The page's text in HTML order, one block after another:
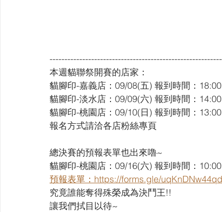
本週貓聯祭開賽的店家：
貓腳印-嘉義店：09/08(五) 報到時間：
貓腳印-淡水店：09/09(六) 報到時間：
貓腳印-桃園店：09/10(日) 報到時間：
報名方式請洽各店粉絲專頁
總決賽的預報表單也出來嚕~
貓腳印-桃園店：09/16(六) 報到時間：
預報表單：https://forms.gle/
究竟誰能奪得殊榮成為決鬥王!!
讓我們拭目以待~